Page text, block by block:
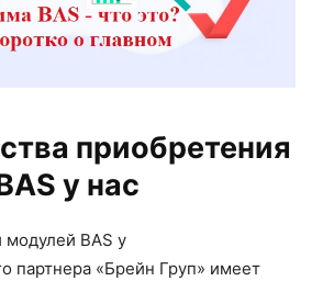
приобретения
у нас
BAS у
партнера «Брейн Груп» имеет